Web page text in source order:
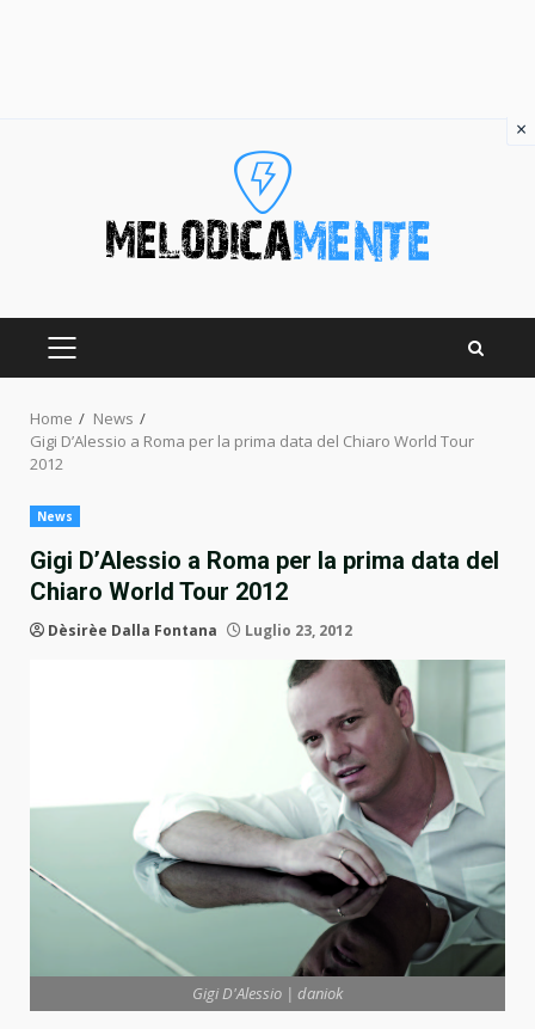
PRIMARY
Home
News
Gigi D’Alessio a Roma per la prima data del Chiaro World Tour
2012
News
Gigi D’Alessio a Roma per la prima data del
Chiaro World Tour 2012
Dèsirèe Dalla Fontana Luglio 23, 2012
Gigi D'Alessio | daniok
×